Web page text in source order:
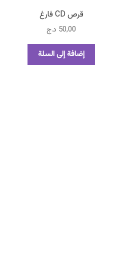
قرص CD فارغ
50,00 د.ج
إضافة إلى السلة